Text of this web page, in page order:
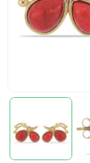
multimedia
oknie
modalnym